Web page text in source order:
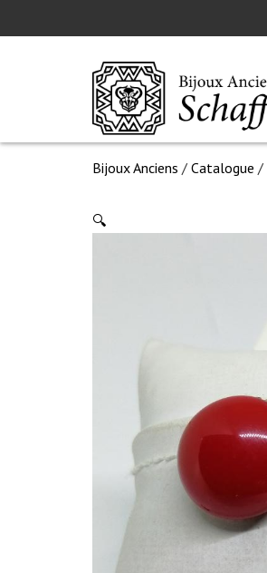
Bijoux Anciens / Catalogue /
🔍